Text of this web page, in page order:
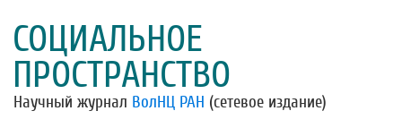
СОЦИАЛЬНОЕ
ПРОСТРАНСТВО
Научный журнал ВолНЦ РАН (сетевое издание)